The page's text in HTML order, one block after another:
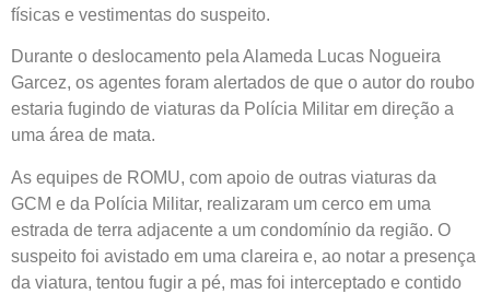
físicas e vestimentas do suspeito.
Durante o deslocamento pela Alameda Lucas Nogueira
Garcez, os agentes foram alertados de que o autor do roubo
estaria fugindo de viaturas da Polícia Militar em direção a
uma área de mata.
As equipes de ROMU, com apoio de outras viaturas da
GCM e da Polícia Militar, realizaram um cerco em uma
estrada de terra adjacente a um condomínio da região. O
suspeito foi avistado em uma clareira e, ao notar a presença
da viatura, tentou fugir a pé, mas foi interceptado e contido